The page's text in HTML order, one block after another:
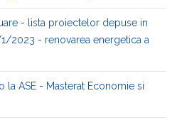
- lista proiectelor depuse in
2023 - renovarea energetica a
la ASE - Masterat Economie si